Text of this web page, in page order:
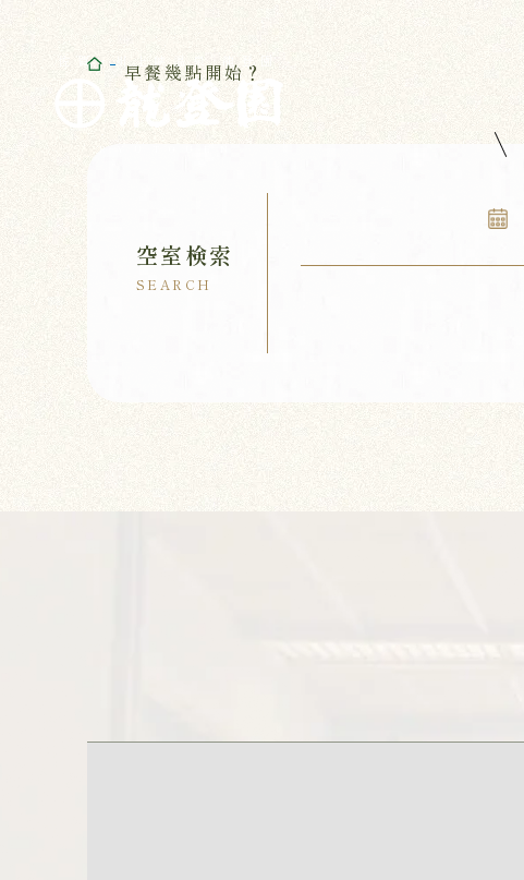
佐賀・川上峡温泉 龍登園
RYUTOUEN
早餐幾點開始？
空室検索
SEARCH